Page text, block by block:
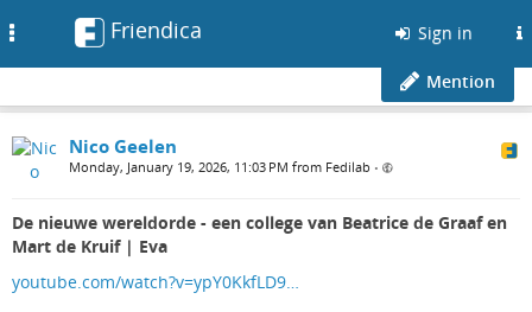
Friendica Sign in
Mention
Nico Geelen
Monday, January 19, 2026, 11:03 PM from Fedilab •
De nieuwe wereldorde - een college van Beatrice de Graaf en
Mart de Kruif | Eva
youtube.com/watch?v=ypY0KkfLD9…